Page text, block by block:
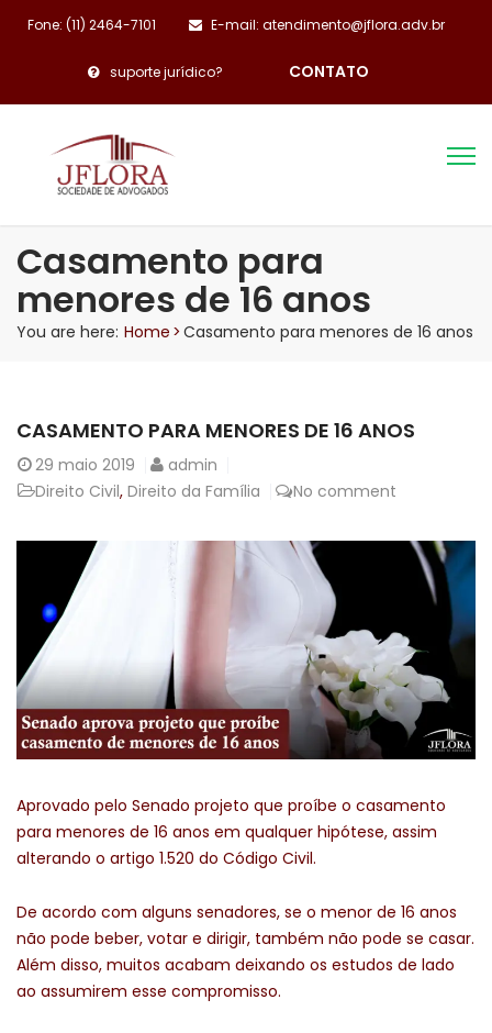
Fone: (11) 2464-7101 E-mail: atendimento@jflora.adv.br
suporte jurídico? CONTATO
Casamento para
menores de 16 anos
You are here: Home >Casamento para menores de 16 anos
CASAMENTO PARA MENORES DE 16 ANOS
29 maio 2019
admin
Direito Civil, Direito da Família No comment
Aprovado pelo Senado projeto que proíbe o casamento
para menores de 16 anos em qualquer hipótese, assim
alterando o artigo 1.520 do Código Civil.
De acordo com alguns senadores, se o menor de 16 anos
não pode beber, votar e dirigir, também não pode se casar.
Além disso, muitos acabam deixando os estudos de lado
ao assumirem esse compromisso.